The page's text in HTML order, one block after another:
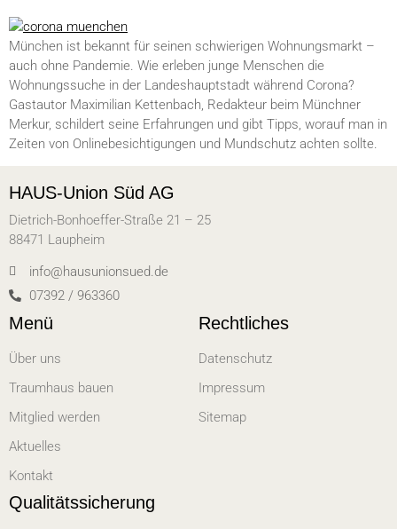
München ist bekannt für seinen schwierigen Wohnungsmarkt –
auch ohne Pandemie. Wie erleben junge Menschen die
Wohnungssuche in der Landeshauptstadt während Corona?
Gastautor Maximilian Kettenbach, Redakteur beim Münchner
Merkur, schildert seine Erfahrungen und gibt Tipps, worauf man in
Zeiten von Onlinebesichtigungen und Mundschutz achten sollte.
HAUS-Union Süd AG
Dietrich-Bonhoeffer-Straße 21 – 25
88471 Laupheim
info@hausunionsued.de
07392 / 963360
Menü
Über uns
Traumhaus bauen
Mitglied werden
Aktuelles
Kontakt
Rechtliches
Datenschutz
Impressum
Sitemap
Qualitätssicherung